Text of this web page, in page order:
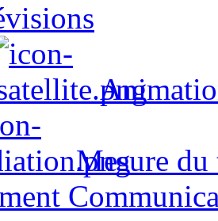
Mesure du